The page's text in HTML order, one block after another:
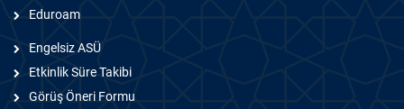
Eduroam
Engelsiz ASÜ
Etkinlik Süre Takibi
Görüş Öneri Formu